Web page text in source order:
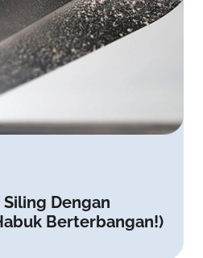
Siling Dengan
Berterbangan!)